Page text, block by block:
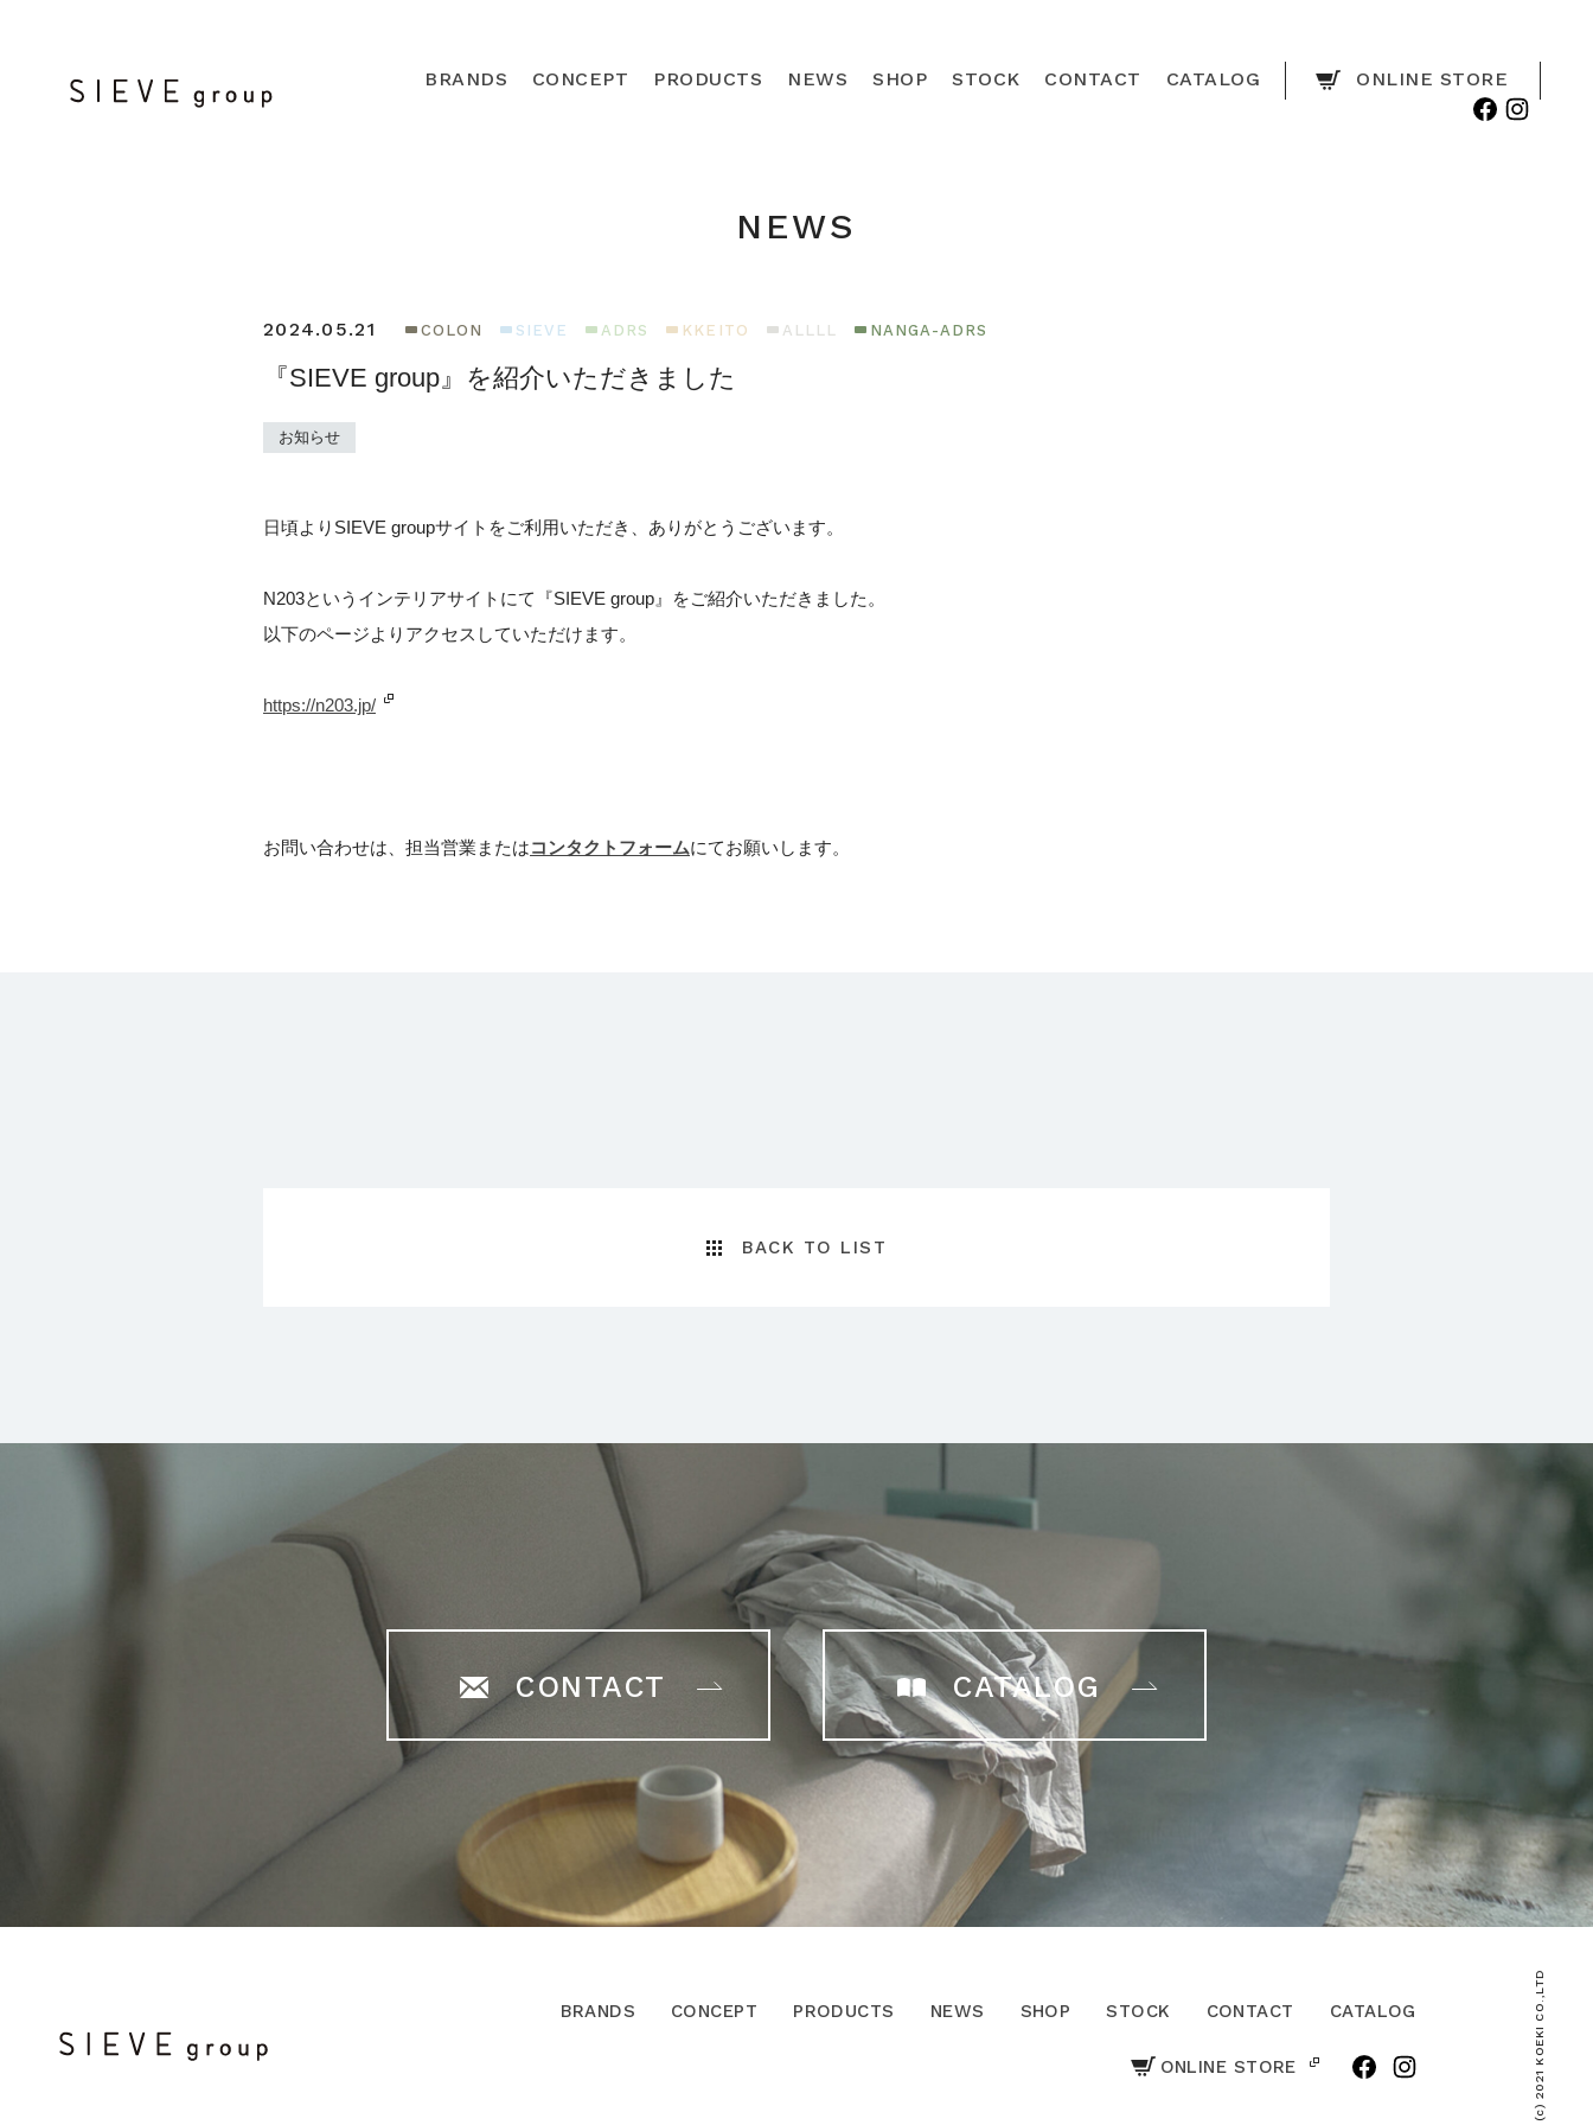
BRANDS CONCEPT PRODUCTS NEWS SHOP STOCK CONTACT CATALOG ONLINE STORE
NEWS
2024.05.21 COLON SIEVE ADRS KKEITO ALLLL NANGA-ADRS
『SIEVE group』を紹介いただきました
お知らせ
日頃よりSIEVE groupサイトをご利用いただき、ありがとうございます。
N203というインテリアサイトにて『SIEVE group』をご紹介いただきました。
以下のページよりアクセスしていただけます。
https://n203.jp/
お問い合わせは、担当営業またはコンタクトフォームにてお願いします。
BACK TO LIST
CONTACT CATALOG
BRANDS CONCEPT PRODUCTS NEWS SHOP STOCK CONTACT CATALOG
ONLINE STORE (c) 2021 KOEKI CO.,LTD